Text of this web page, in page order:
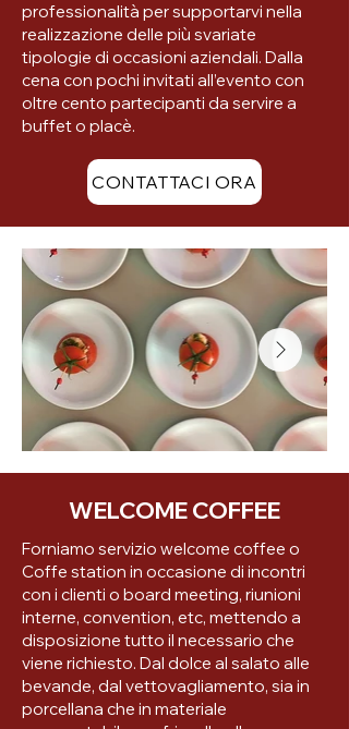
professionalità per supportarvi nella
realizzazione delle più svariate
tipologie di occasioni aziendali. Dalla
cena con pochi invitati all’evento con
oltre cento partecipanti da servire a
buffet o placè.
CONTATTACI ORA
WELCOME COFFEE
Forniamo servizio welcome coffee o
Coffe station in occasione di incontri
con i clienti o board meeting, riunioni
interne, convention, etc, mettendo a
disposizione tutto il necessario che
viene richiesto. Dal dolce al salato alle
bevande, dal vettovagliamento, sia in
porcellana che in materiale